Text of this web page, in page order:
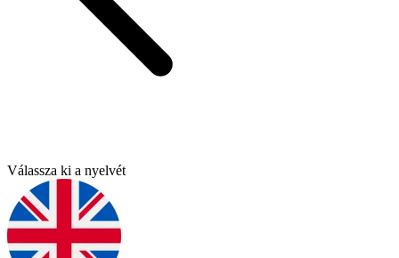
Válassza ki a nyelvét